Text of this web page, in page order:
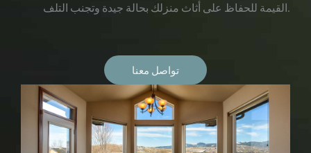
القيمة للحفاظ على أثاث منزلك بحالة جيدة وتجنب التلف.
تواصل معنا